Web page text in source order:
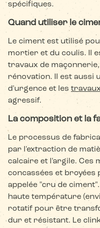
spécifiques.
Quand utiliser le
Le ciment est utilisé
mortier et du coulis. Il
travaux de
rénovation. Il est aussi
d'urgence et les
agressif.
La composition et la
Le processus de
par l'extraction de
calcaire et l'argile. Ces
concassées et
appelée "cru de
haute température
rotatif pour être
dur et résistant. Le